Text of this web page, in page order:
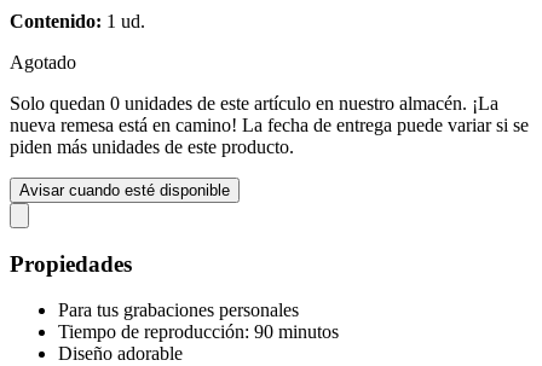
Contenido: 1 ud.
Agotado
Solo quedan 0 unidades de este artículo en nuestro almacén. ¡La
nueva remesa está en camino! La fecha de entrega puede variar si se
piden más unidades de este producto.
Avisar cuando esté disponible
Propiedades
Para tus grabaciones personales
Tiempo de reproducción: 90 minutos
Diseño adorable